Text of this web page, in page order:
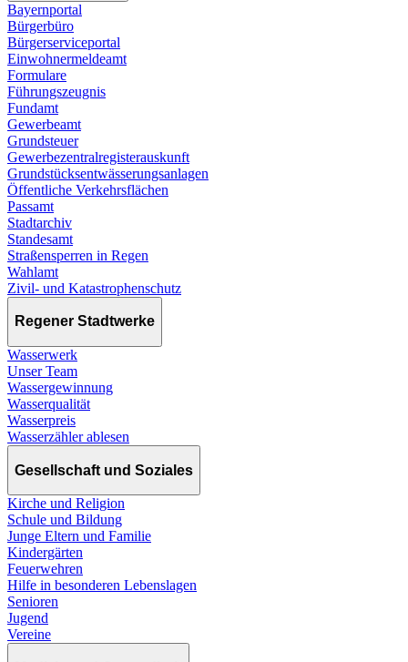
Bayernportal
Bürgerbüro
Bürgerserviceportal
Einwohnermeldeamt
Formulare
Führungszeugnis
Fundamt
Gewerbeamt
Grundsteuer
Gewerbezentralregisterauskunft
Grundstücksentwässerungsanlagen
Öffentliche Verkehrsflächen
Passamt
Stadtarchiv
Standesamt
Straßensperren in Regen
Wahlamt
Zivil- und Katastrophenschutz
Regener Stadtwerke
Wasserwerk
Unser Team
Wassergewinnung
Wasserqualität
Wasserpreis
Wasserzähler ablesen
Gesellschaft und Soziales
Kirche und Religion
Schule und Bildung
Junge Eltern und Familie
Kindergärten
Feuerwehren
Hilfe in besonderen Lebenslagen
Senioren
Jugend
Vereine